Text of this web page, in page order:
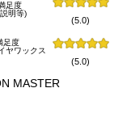
足度
明等)
(5.0)
足度
ヤワックス
(5.0)
MASTER